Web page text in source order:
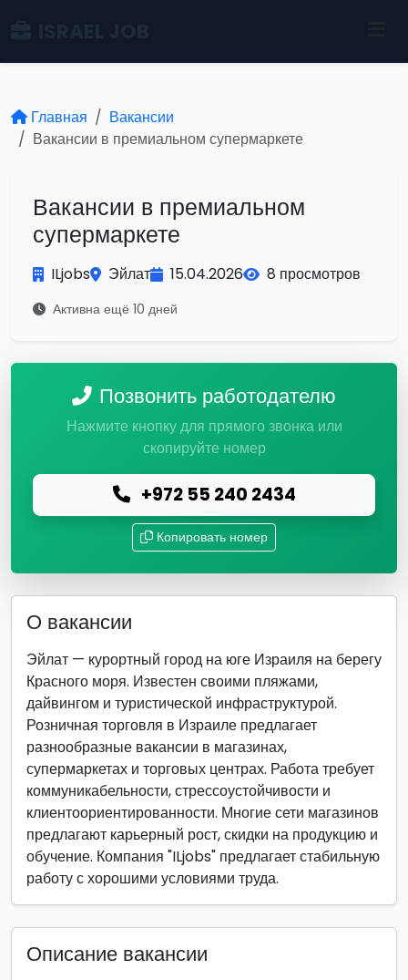
Главная
Вакансии
Вакансии в премиальном супермаркете
Вакансии в премиальном
супермаркете
ILjobs Эйлат 15.04.2026 8 просмотров
Активна ещё 10 дней
Позвонить работодателю
Нажмите кнопку для прямого звонка или
скопируйте номер
+972 55 240 2434
Копировать номер
О вакансии
Эйлат — курортный город на юге Израиля на берегу
Красного моря. Известен своими пляжами,
дайвингом и туристической инфраструктурой.
Розничная торговля в Израиле предлагает
разнообразные вакансии в магазинах,
супермаркетах и торговых центрах. Работа требует
коммуникабельности, стрессоустойчивости и
клиентоориентированности. Многие сети магазинов
предлагают карьерный рост, скидки на продукцию и
обучение. Компания "ILjobs" предлагает стабильную
работу с хорошими условиями труда.
Описание вакансии